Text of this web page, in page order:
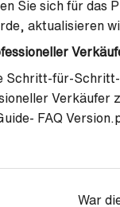
Sie sich für das
aktualisieren
Schritt-für-
Verkäufer
FAQ
War